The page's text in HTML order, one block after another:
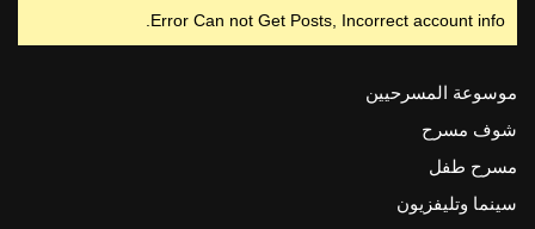
Error Can not Get Posts, Incorrect account info.
موسوعة المسرحيين
شوف مسرح
مسرح طفل
سينما وتليفزيون